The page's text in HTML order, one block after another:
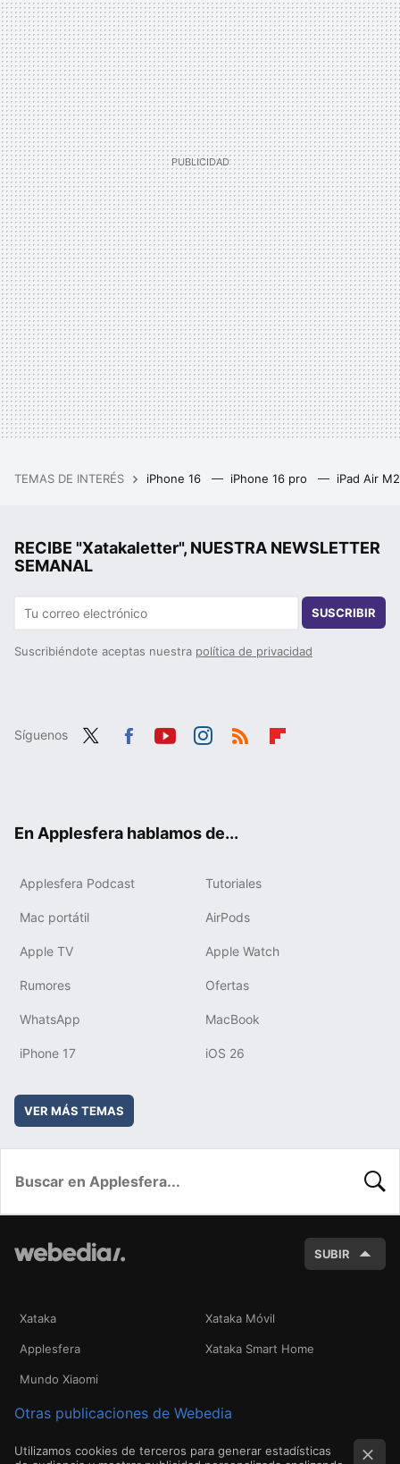
TEMAS DE INTERÉS iPhone 16 iPhone 16 pro iPad Air
RECIBE "Xatakaletter", NUESTRA NEWSLETTER
SEMANAL
SUSCRIBIR
Suscribiéndote aceptas nuestra política de privacidad
Síguenos
En Applesfera hablamos de...
Applesfera Podcast Tutoriales
Mac portátil AirPods
Apple TV Apple Watch
Rumores Ofertas
WhatsApp MacBook
iPhone 17 iOS 26
VER MÁS TEMAS
SUBIR
Xataka Xataka Móvil
Applesfera Xataka Smart Home
Mundo Xiaomi
Otras publicaciones de Webedia
Utilizamos cookies de terceros para generar estadísticas